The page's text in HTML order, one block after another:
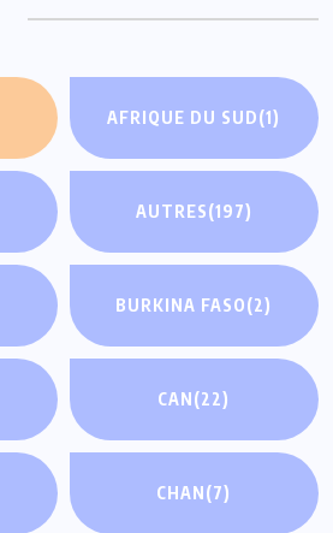
AFRIQUE DU SUD(1)
AUTRES(197)
BURKINA FASO(2)
CAN(22)
CHAN(7)